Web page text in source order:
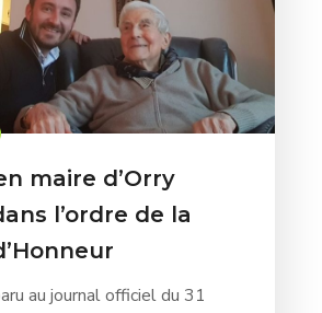
maire d’Orry
l’ordre de la
au journal officiel du 31